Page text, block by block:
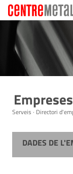
Serveis · Directori
DADES DE